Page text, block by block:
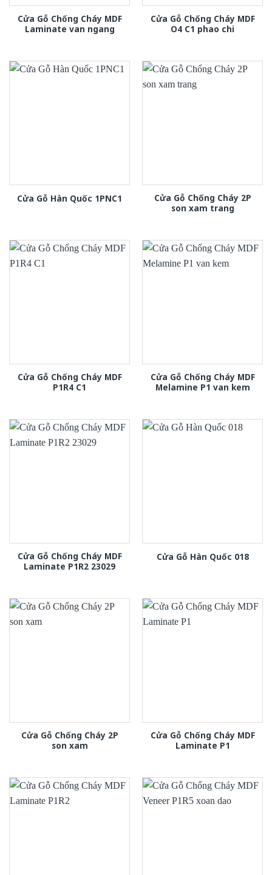
Cửa Gỗ Chống Cháy MDF
Laminate van ngang
Cửa Gỗ Chống Cháy MDF
O4 C1 phao chi
Cửa Gỗ Hàn Quốc 1PNC1
Cửa Gỗ Chống Cháy 2P
son xam trang
Cửa Gỗ Chống Cháy MDF
P1R4 C1
Cửa Gỗ Chống Cháy MDF
Melamine P1 van kem
Cửa Gỗ Chống Cháy MDF
Laminate P1R2 23029
Cửa Gỗ Hàn Quốc 018
Cửa Gỗ Chống Cháy 2P
son xam
Cửa Gỗ Chống Cháy MDF
Laminate P1